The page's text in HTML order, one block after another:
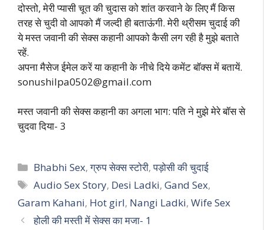
दोस्तो, मेरी प्यासी चूत की चुदास को शांत करवाने के लिए मैं किस
तरह से चुदी वो आपको मैं जल्दी ही बताऊंगी. मेरी थ्रीसम चुदाई की
ये मस्त जवानी की सेक्स कहानी आपको कैसी लग रही है मुझे बताते
रहें.
अपना मैसेज ईमेल करें या कहानी के नीचे दिये कमेंट बॉक्स में बतायें.
sonushilpa0502@gmail.com
मस्त जवानी की सेक्स कहानी का अगला भाग: पति ने मुझे मेरे बॉस से
चुदवा दिया- 3
Categories
Bhabhi Sex,ग्रुप सेक्स स्टोरी,पड़ोसी की चुदाई
Tags
Audio Sex Story, Desi Ladki,Gand Sex,
Garam Kahani, Hot girl, Nangi Ladki, Wife Sex
होली की मस्ती में सेक्स का मजा- 1